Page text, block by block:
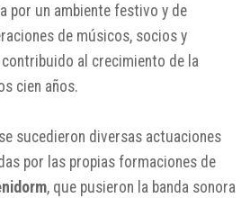
por un ambiente festivo y de
de músicos, socios y
al crecimiento de la
cien años.
sucedieron diversas actuaciones
por las propias formaciones de
, que pusieron la banda sonora